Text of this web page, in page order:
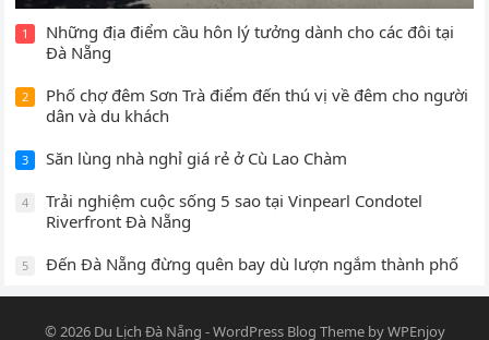
1
Những địa điểm cầu hôn lý tưởng dành cho các đôi tại
Đà Nẵng
2
Phố chợ đêm Sơn Trà điểm đến thú vị về đêm cho người
dân và du khách
3 Săn lùng nhà nghỉ giá rẻ ở Cù Lao Chàm
4
Trải nghiệm cuộc sống 5 sao tại Vinpearl Condotel
Riverfront Đà Nẵng
5 Đến Đà Nẵng đừng quên bay dù lượn ngắm thành phố
© 2026 Du Lịch Đà Nẵng -WordPress Blog ThemebyWPEnjoy